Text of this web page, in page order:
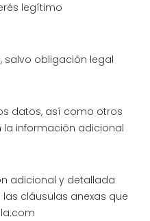
legítimo
salvo obligación legal
datos, así como otros
la información adicional
adicional y detallada
cláusulas anexas que